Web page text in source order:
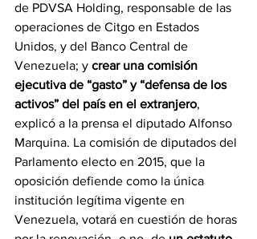
de PDVSA Holding, responsable de las
operaciones de Citgo en Estados
Unidos, y del Banco Central de
Venezuela; y crear una comisión
ejecutiva de “gasto” y “defensa de los
activos” del país en el extranjero,
explicó a la prensa el diputado Alfonso
Marquina. La comisión de diputados del
Parlamento electo en 2015, que la
oposición defiende como la única
institución legítima vigente en
Venezuela, votará en cuestión de horas